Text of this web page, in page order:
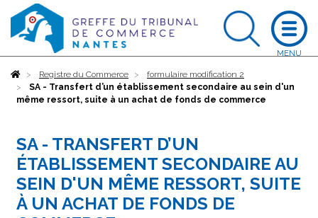
AccueilRegistre du Commerce
formulaire modification 2
SA - Transfert d’un établissement secondaire au sein d'un
même ressort, suite à un achat de fonds de commerce
SA - TRANSFERT D’UN
ÉTABLISSEMENT SECONDAIRE AU
SEIN D'UN MÊME RESSORT, SUITE
À UN ACHAT DE FONDS DE